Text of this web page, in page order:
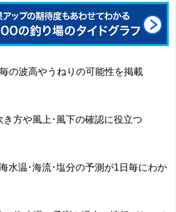
の波高やうねりの可能性を掲載
き方や風上･風下の確認に役立つ
水温･海流･塩分の予測が1日毎にわか